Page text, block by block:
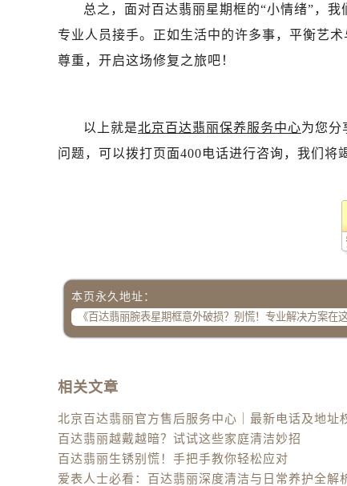
总之，面对百达翡丽星期框的“小情绪”，
专业人员接手。正如生活中的许多事，平衡艺
尊重，开启这场修复之旅吧！
以上就是北京百达翡丽保养服务中心为您分
问题，可以拨打页面400电话进行咨询，我们将
本页永久地址：
相关文章
百达翡丽越戴越暗？试试这些家庭清洁妙招
百达翡丽生锈别慌！手把手教你轻松应对
爱表人士必看：百达翡丽深度清洁与日常养护全解